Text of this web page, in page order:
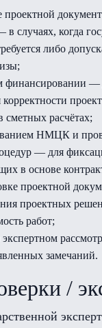
проектной
случаях, когда
либо
финансировании —
сметных расчётах;
НМЦК и
— для
в основе
проектной
проектных
работ;
замечаний.
/